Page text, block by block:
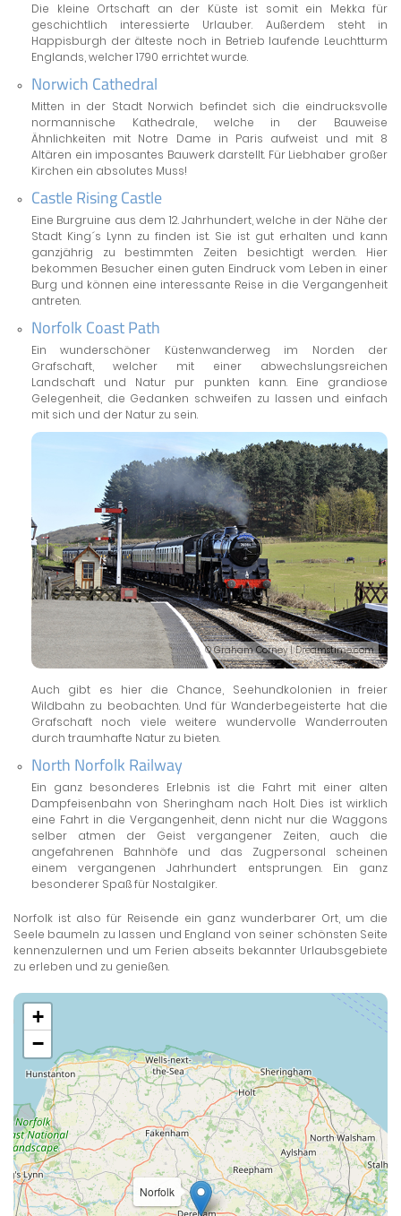
Die kleine Ortschaft an der Küste ist somit ein Mekka für
geschichtlich interessierte Urlauber. Außerdem steht in
Happisburgh der älteste noch in Betrieb laufende Leuchtturm
Englands, welcher 1790 errichtet wurde.
Norwich Cathedral
Mitten in der Stadt Norwich befindet sich die eindrucksvolle
normannische Kathedrale, welche in der Bauweise
Ähnlichkeiten mit Notre Dame in Paris aufweist und mit 8
Altären ein imposantes Bauwerk darstellt. Für Liebhaber großer
Kirchen ein absolutes Muss!
Castle Rising Castle
Eine Burgruine aus dem 12. Jahrhundert, welche in der Nähe der
Stadt King´s Lynn zu finden ist. Sie ist gut erhalten und kann
ganzjährig zu bestimmten Zeiten besichtigt werden. Hier
bekommen Besucher einen guten Eindruck vom Leben in einer
Burg und können eine interessante Reise in die Vergangenheit
antreten.
Norfolk Coast Path
Ein wunderschöner Küstenwanderweg im Norden der
Grafschaft, welcher mit einer abwechslungsreichen
Landschaft und Natur pur punkten kann. Eine grandiose
Gelegenheit, die Gedanken schweifen zu lassen und einfach
mit sich und der Natur zu sein.
© Graham Corney | Dreamstime.com
Auch gibt es hier die Chance, Seehundkolonien in freier
Wildbahn zu beobachten. Und für Wanderbegeisterte hat die
Grafschaft noch viele weitere wundervolle Wanderrouten
durch traumhafte Natur zu bieten.
North Norfolk Railway
Ein ganz besonderes Erlebnis ist die Fahrt mit einer alten
Dampfeisenbahn von Sheringham nach Holt. Dies ist wirklich
eine Fahrt in die Vergangenheit, denn nicht nur die Waggons
selber atmen der Geist vergangener Zeiten, auch die
angefahrenen Bahnhöfe und das Zugpersonal scheinen
einem vergangenen Jahrhundert entsprungen. Ein ganz
besonderer Spaß für Nostalgiker.
Norfolk ist also für Reisende ein ganz wunderbarer Ort, um die
Seele baumeln zu lassen und England von seiner schönsten Seite
kennenzulernen und um Ferien abseits bekannter Urlaubsgebiete
zu erleben und zu genießen.
Norfolk
+
−